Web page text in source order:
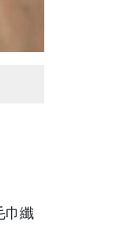
巾纖